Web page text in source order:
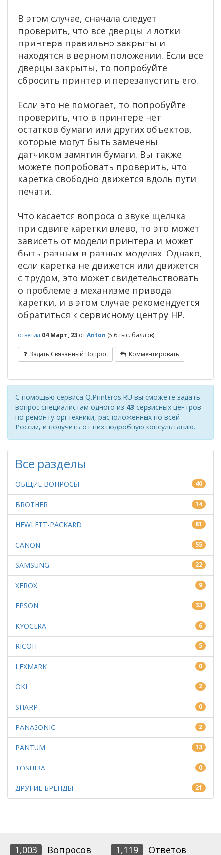
В этом случае, сначала следует
проверить, что все дверцы и лотки
принтера правильно закрыты и
находятся в верном положении. Если все
дверцы закрыты, то попробуйте
сбросить принтер и перезапустить его.
Если это не помогает, то попробуйте
проверить, что в принтере нет
остатков бумаги или других объектов,
которые могут быть замечены
датчиком замятия бумаги. Вы также
можете попробовать проверить, что
каретка свободно движется вдоль пути
печати.
Что касается вопроса о звуке щелчка
при сдвиге каретки влево, то это может
зависеть от модели принтера и может
быть разным в разных моделях. Однако,
если каретка не движется или движется
с трудом, это может свидетельствовать
о проблеме в механизме привода
каретки, и в этом случае рекомендуется
обратиться к сервисному центру HP.
ответил 04 Март, 23 отAnton (5.6 тыс. баллов)
Задать Связанный Вопрос Комментировать
С помощью сервиса Q.Printeros.RU вы сможете задать
вопрос специалистам одного из 43 сервисных центров
по ремонту оргтехники, расположенных по всей
России, и получить от них подробную консультацию.
Все разделы
ОБЩИЕ ВОПРОСЫ 40
BROTHER 14
HEWLETT-PACKARD 81
CANON 55
SAMSUNG 22
XEROX 9
EPSON 33
KYOCERA 6
RICOH 5
LEXMARK 0
OKI 2
SHARP 0
PANASONIC 2
PANTUM 13
TOSHIBA 0
ДРУГИЕ БРЕНДЫ 21
1,003 Вопросов 1,119 Ответов